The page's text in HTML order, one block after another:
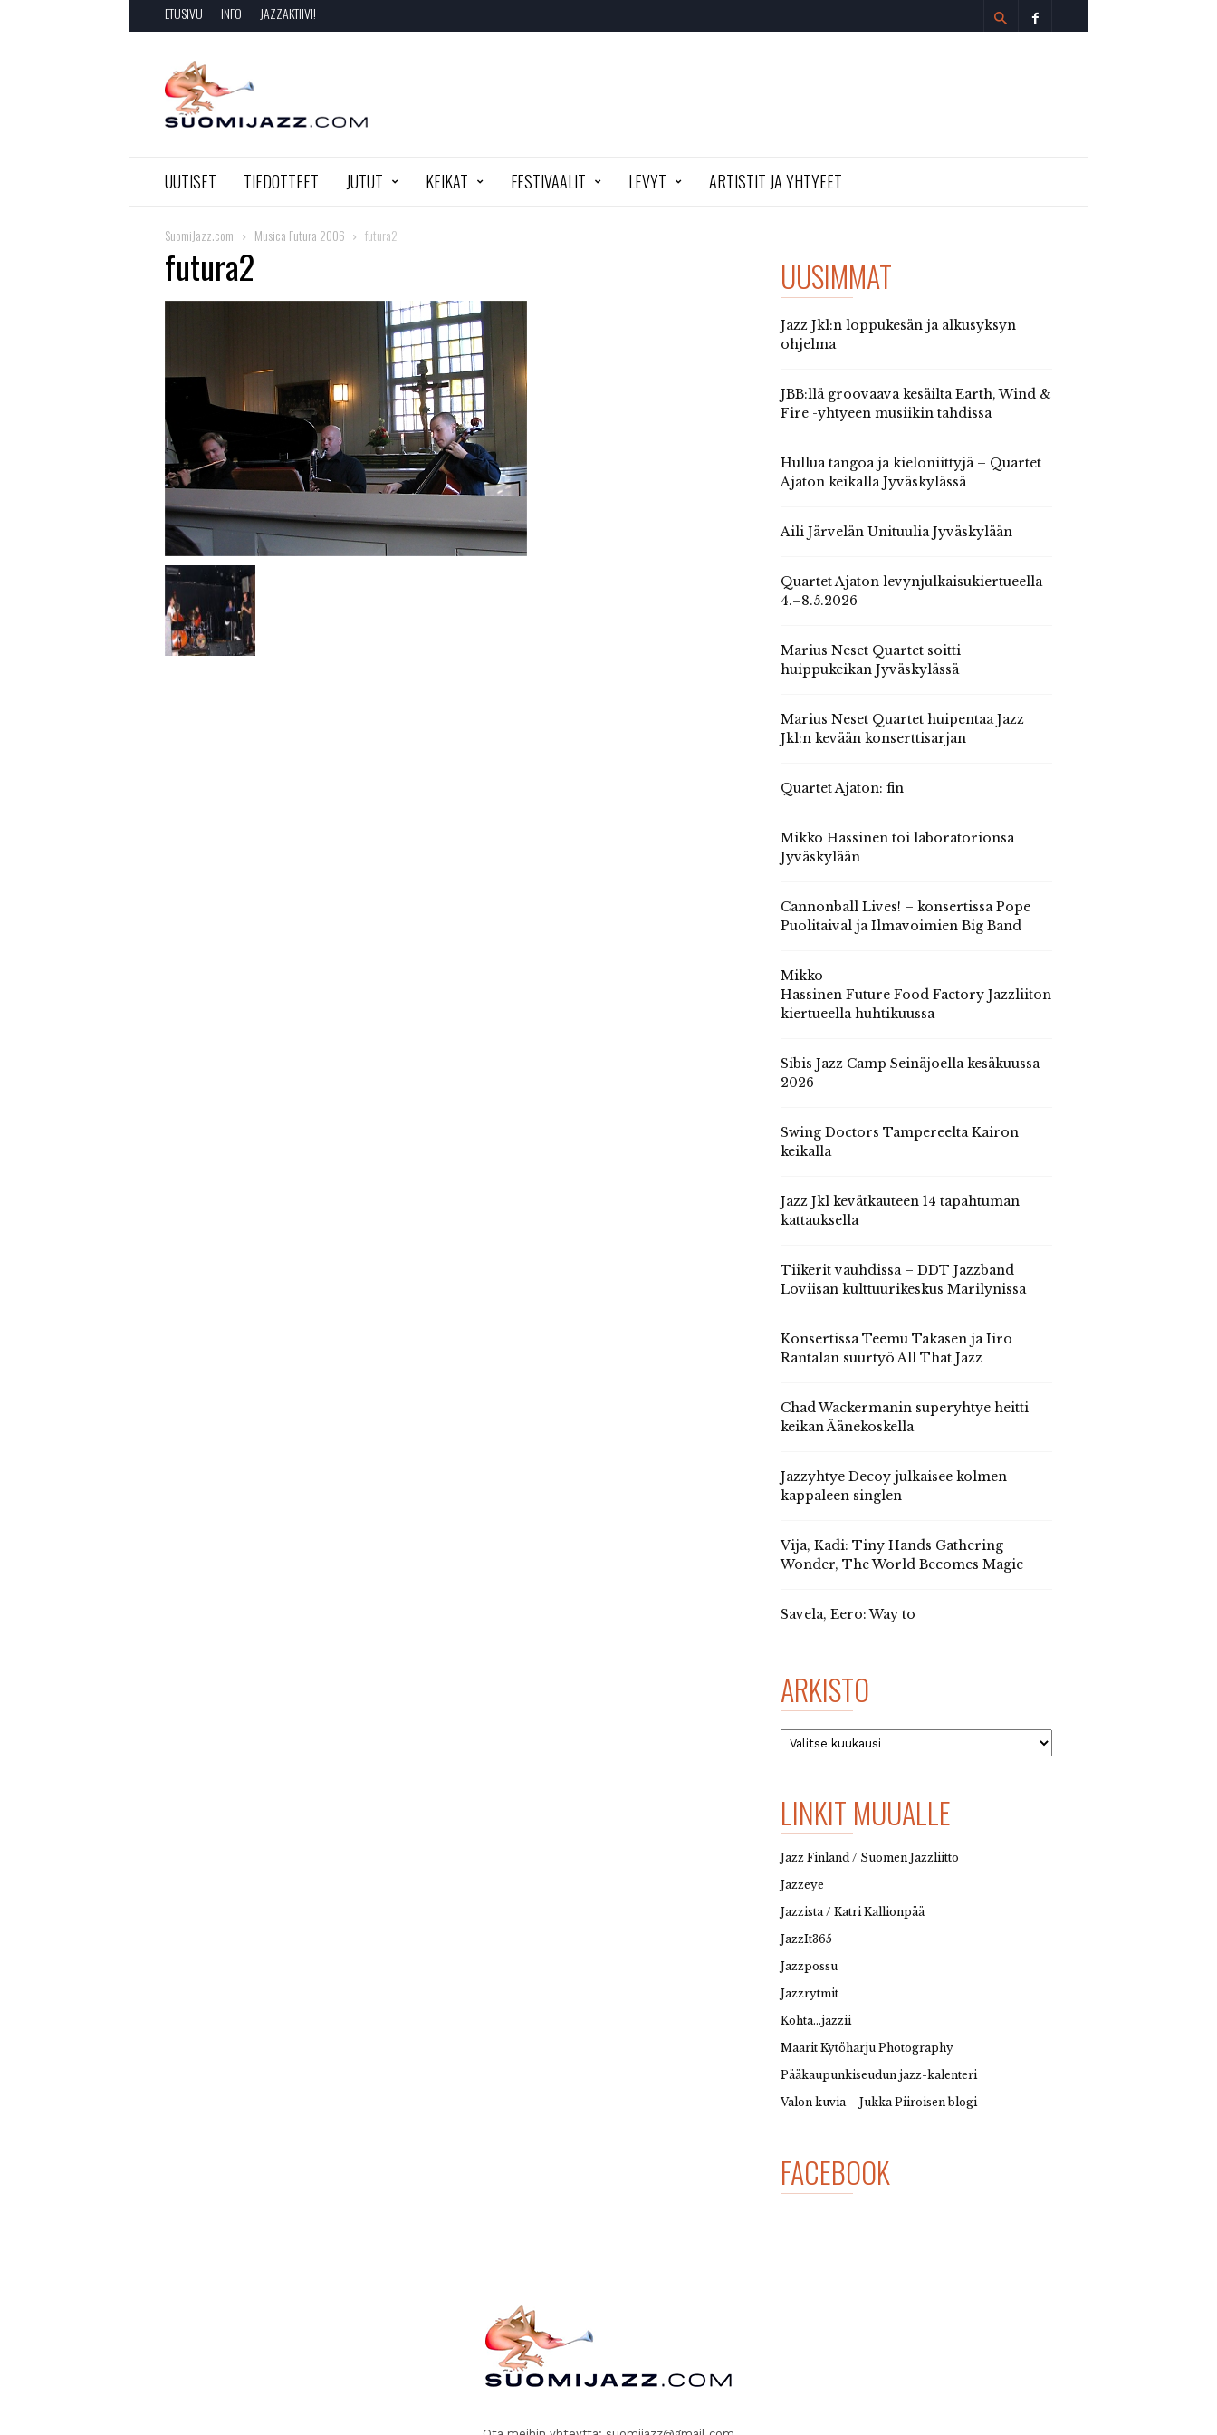
ETUSIVU INFO JAZZAKTIIVI!
SuomiJazz.com
UUTISET TIEDOTTEET JUTUT KEIKAT FESTIVAALIT LEVYT ARTISTIT JA YHTYEET
SuomiJazz.com Musica Futura 2006 futura2
futura2 UUSIMMAT
Jazz Jkl:n loppukesän ja alkusyksyn
ohjelma
JBB:llä groovaava kesäilta Earth, Wind &
Fire -yhtyeen musiikin tahdissa
Hullua tangoa ja kieloniittyjä – Quartet
Ajaton keikalla Jyväskylässä
Aili Järvelän Unituulia Jyväskylään
Quartet Ajaton levynjulkaisukiertueella
4.–8.5.2026
Marius Neset Quartet soitti
huippukeikan Jyväskylässä
Marius Neset Quartet huipentaa Jazz
Jkl:n kevään konserttisarjan
Quartet Ajaton: fin
Mikko Hassinen toi laboratorionsa
Jyväskylään
Cannonball Lives! – konsertissa Pope
Puolitaival ja Ilmavoimien Big Band
Mikko
Hassinen Future Food Factory Jazzliiton
kiertueella huhtikuussa
Sibis Jazz Camp Seinäjoella kesäkuussa
2026
Swing Doctors Tampereelta Kairon
keikalla
Jazz Jkl kevätkauteen 14 tapahtuman
kattauksella
Tiikerit vauhdissa – DDT Jazzband
Loviisan kulttuurikeskus Marilynissa
Konsertissa Teemu Takasen ja Iiro
Rantalan suurtyö All That Jazz
Chad Wackermanin superyhtye heitti
keikan Äänekoskella
Jazzyhtye Decoy julkaisee kolmen
kappaleen singlen
Vija, Kadi: Tiny Hands Gathering
Wonder, The World Becomes Magic
Savela, Eero: Way to
ARKISTO
Arkisto
LINKIT MUUALLE
Jazz Finland / Suomen Jazzliitto
Jazzeye
Jazzista / Katri Kallionpää
JazzIt365
Jazzpossu
Jazzrytmit
Kohta…jazzii
Maarit Kytöharju Photography
Pääkaupunkiseudun jazz-kalenteri
Valon kuvia – Jukka Piiroisen blogi
FACEBOOK